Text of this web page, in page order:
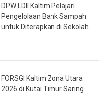
DPW LDII Kaltim Pelajari
Pengelolaan Bank Sampah
untuk Diterapkan di Sekolah
FORSGI Kaltim Zona Utara
2026 di Kutai Timur Saring